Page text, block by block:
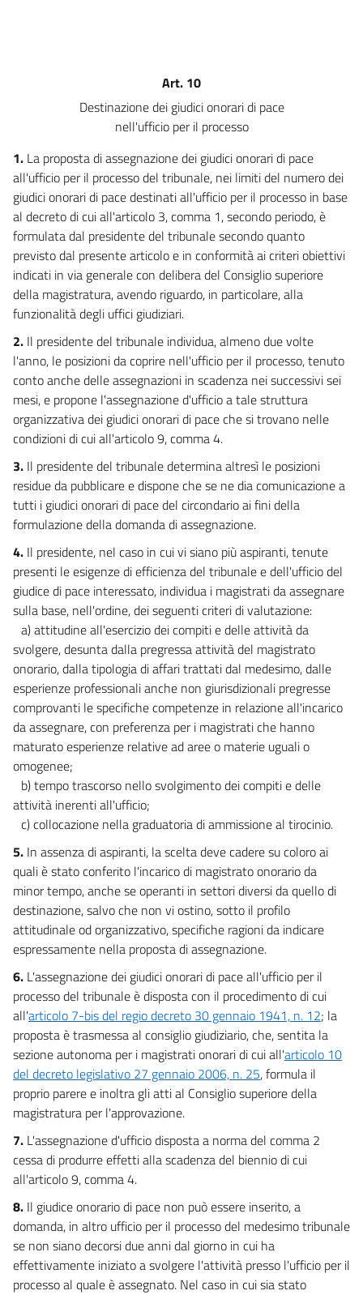
Capo IV
15
16
17
Capo V
Della conferma nell'incarico
18
Capo VI
Dell'astensione e della ricusazione
Capo VII
Dei doveri del magistrato onorario, della decadenza, della dispensa e della
revoca
20
21
Delle riunioni periodiche e della formazione permanente
22
Capo IX
Delle indennità e del regime previdenziale e assistenziale
23
24
25
26
Capo X
Dell'ampliamento della competenza dell'ufficio del giudice di pace
27
28
Capo XI
Disposizioni relative ai magistrati onorari in servizio
29
29 bis
29 ter
30
30 bis
30 ter
30 quater
30 quinquies
30 sexies
30 septies
31
31 bis
31 ter
31 quater
Disposizioni transitorie e finali
32
33
34
35
Art. 10
Destinazione dei giudici onorari di pace
nell'ufficio per il processo
1. La proposta di assegnazione dei giudici onorari di pace
all'ufficio per il processo del tribunale, nei limiti del numero dei
giudici onorari di pace destinati all'ufficio per il processo in base
al decreto di cui all'articolo 3, comma 1, secondo periodo, è
formulata dal presidente del tribunale secondo quanto
previsto dal presente articolo e in conformità ai criteri obiettivi
indicati in via generale con delibera del Consiglio superiore
della magistratura, avendo riguardo, in particolare, alla
funzionalità degli uffici giudiziari.
2. Il presidente del tribunale individua, almeno due volte
l'anno, le posizioni da coprire nell'ufficio per il processo, tenuto
conto anche delle assegnazioni in scadenza nei successivi sei
mesi, e propone l'assegnazione d'ufficio a tale struttura
organizzativa dei giudici onorari di pace che si trovano nelle
condizioni di cui all'articolo 9, comma 4.
3. Il presidente del tribunale determina altresì le posizioni
residue da pubblicare e dispone che se ne dia comunicazione a
tutti i giudici onorari di pace del circondario ai fini della
formulazione della domanda di assegnazione.
4. Il presidente, nel caso in cui vi siano più aspiranti, tenute
presenti le esigenze di efficienza del tribunale e dell'ufficio del
giudice di pace interessato, individua i magistrati da assegnare
sulla base, nell'ordine, dei seguenti criteri di valutazione:
a) attitudine all'esercizio dei compiti e delle attività da
svolgere, desunta dalla pregressa attività del magistrato
onorario, dalla tipologia di affari trattati dal medesimo, dalle
esperienze professionali anche non giurisdizionali pregresse
comprovanti le specifiche competenze in relazione all'incarico
da assegnare, con preferenza per i magistrati che hanno
maturato esperienze relative ad aree o materie uguali o
omogenee;
b) tempo trascorso nello svolgimento dei compiti e delle
attività inerenti all'ufficio;
c) collocazione nella graduatoria di ammissione al tirocinio.
5. In assenza di aspiranti, la scelta deve cadere su coloro ai
quali è stato conferito l'incarico di magistrato onorario da
minor tempo, anche se operanti in settori diversi da quello di
destinazione, salvo che non vi ostino, sotto il profilo
attitudinale od organizzativo, specifiche ragioni da indicare
espressamente nella proposta di assegnazione.
6. L'assegnazione dei giudici onorari di pace all'ufficio per il
processo del tribunale è disposta con il procedimento di cui
all'articolo 7-bis del regio decreto 30 gennaio 1941, n. 12; la
proposta è trasmessa al consiglio giudiziario, che, sentita la
sezione autonoma per i magistrati onorari di cui all'articolo 10
del decreto legislativo 27 gennaio 2006, n. 25, formula il
proprio parere e inoltra gli atti al Consiglio superiore della
magistratura per l'approvazione.
7. L'assegnazione d'ufficio disposta a norma del comma 2
cessa di produrre effetti alla scadenza del biennio di cui
all'articolo 9, comma 4.
8. Il giudice onorario di pace non può essere inserito, a
domanda, in altro ufficio per il processo del medesimo tribunale
se non siano decorsi due anni dal giorno in cui ha
effettivamente iniziato a svolgere l'attività presso l'ufficio per il
processo al quale è assegnato. Nel caso in cui sia stato